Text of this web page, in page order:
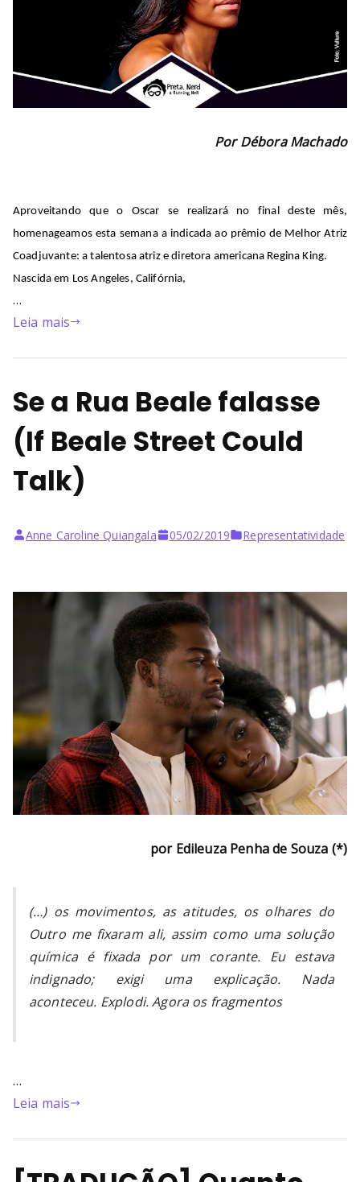
Por Débora Machado
Aproveitando que o Oscar se realizará no final deste mês,
homenageamos esta semana a indicadaao prêmio de Melhor Atriz
Coadjuvante: a talentosa atriz e diretora americana Regina King.
Nascida em Los Angeles, Califórnia,
…
Leia mais
Se a Rua Beale falasse
(If Beale Street Could
Talk)
Anne Caroline Quiangala 05/02/2019 Representatividade
por Edileuza Penha de Souza (*)
(…) os movimentos, as atitudes, os olhares do
Outro me fixaram ali, assim como uma solução
química é fixada por um corante. Eu estava
indignado; exigi uma explicação. Nada
aconteceu. Explodi. Agora os fragmentos
…
Leia mais